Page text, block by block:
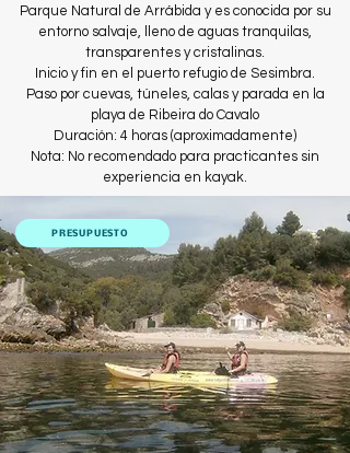
Parque Natural de Arrábida y es conocida por su
entorno salvaje, lleno de aguas tranquilas,
transparentes y cristalinas.
Inicio y fin en el puerto refugio de Sesimbra.
Paso por cuevas, túneles, calas y parada en la
playa de Ribeira do Cavalo
Duración: 4 horas (aproximadamente)
Nota: No recomendado para practicantes sin
experiencia en kayak.
PRESUPUESTO